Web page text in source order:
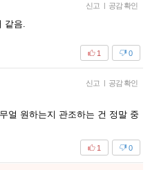
신고 | 공감 확인
같음.
0
1
신고 | 공감 확인
얼 원하는지 관조하는 건 정말 중
0
1